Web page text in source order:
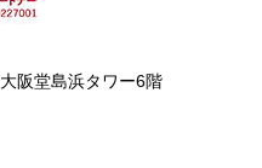
阪堂島浜タワー6階